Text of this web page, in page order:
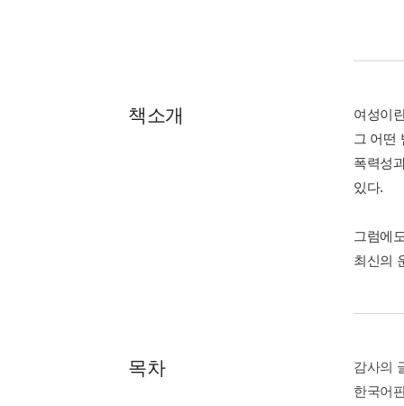
책소개
여성이
그 어떤
폭력성
있다.
그럼에
최신의
목차
감사의
한국어